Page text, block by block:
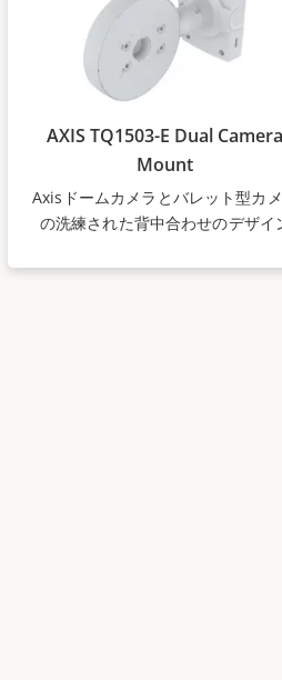
AXIS TQ1503-E Dual Camera
Mount
Axisドームカメラとバレット型カ
の洗練された背中合わせのデザイ